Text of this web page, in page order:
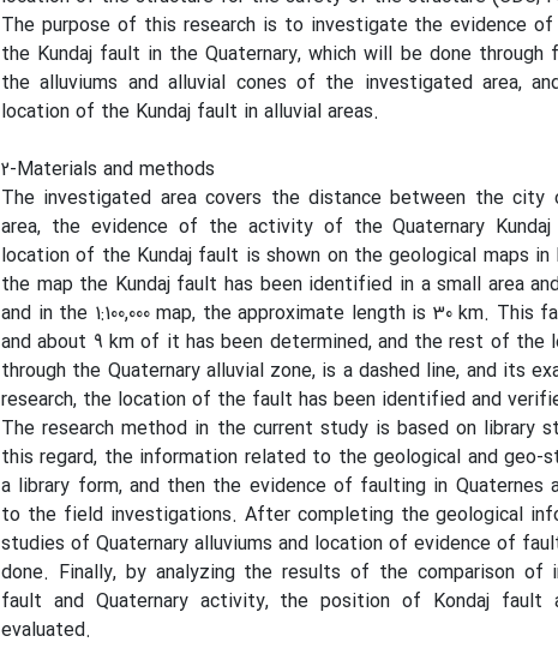
The purpose of this research is to investigate the evidence
the Kundaj fault in the Quaternary, which will be done
the alluviums and alluvial cones of the investigated area,
location of the Kundaj fault in alluvial areas.
2-Materials and methods
The investigated area covers the distance between the city
area, the evidence of the activity of the Quaternary
location of the Kundaj fault is shown on the geological maps in
the map the Kundaj fault has been identified in a small area
and in the 1:100,000 map, the approximate length is 30 km.
and about 9 km of it has been determined, and the rest of the
through the Quaternary alluvial zone, is a dashed line, and its
research, the location of the fault has been identified and
The research method in the current study is based on library
this regard, the information related to the geological and geo-
a library form, and then the evidence of faulting in Quaternes
to the field investigations. After completing the geological
studies of Quaternary alluviums and location of evidence of
done. Finally, by analyzing the results of the comparison of
fault and Quaternary activity, the position of Kondaj fault
evaluated.